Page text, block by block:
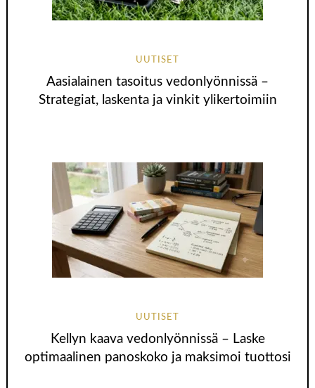
UUTISET
Aasialainen tasoitus vedonlyönnissä –
Strategiat, laskenta ja vinkit ylikertoimiin
UUTISET
Kellyn kaava vedonlyönnissä – Laske
optimaalinen panoskoko ja maksimoi tuottosi